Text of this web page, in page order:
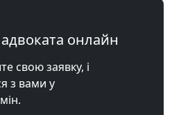
онлайн
свою заявку, і
з вами у